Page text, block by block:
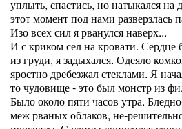
уплыть, спастись, но натыкался
этот момент под нами разверзлась
Изо всех сил я рванулся наверх...
И с криком сел на кровати.
из груди, я задыхался. Одеяло
яростно дребезжал стеклами. Я
то чудовище - это был монстр из
Было около пяти часов утра.
меж рваных облаков, не-